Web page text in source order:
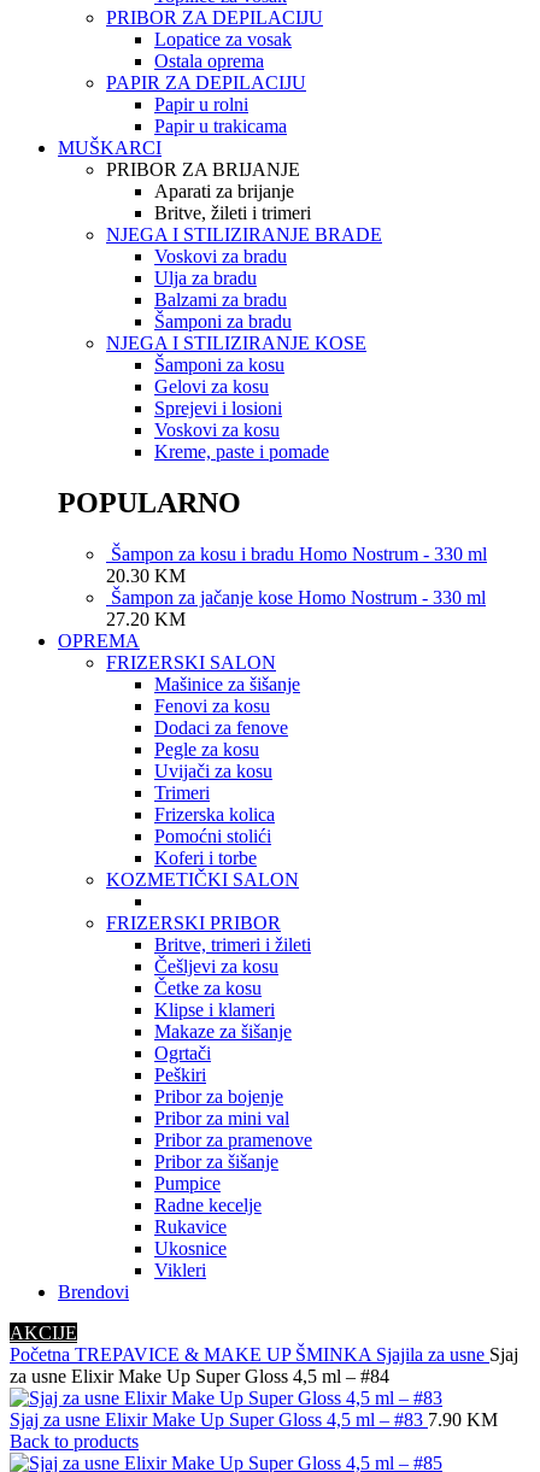
PRIBOR ZA DEPILACIJU
Lopatice za vosak
Ostala oprema
PAPIR ZA DEPILACIJU
Papir u rolni
Papir u trakicama
MUŠKARCI
PRIBOR ZA BRIJANJE
Aparati za brijanje
Britve, žileti i trimeri
NJEGA I STILIZIRANJE BRADE
Voskovi za bradu
Ulja za bradu
Balzami za bradu
Šamponi za bradu
NJEGA I STILIZIRANJE KOSE
Šamponi za kosu
Gelovi za kosu
Sprejevi i losioni
Voskovi za kosu
Kreme, paste i pomade
POPULARNO
Šampon za kosu i bradu Homo Nostrum - 330 ml
20.30 KM
Šampon za jačanje kose Homo Nostrum - 330 ml
27.20 KM
OPREMA
FRIZERSKI SALON
Mašinice za šišanje
Fenovi za kosu
Dodaci za fenove
Pegle za kosu
Uvijači za kosu
Trimeri
Frizerska kolica
Pomoćni stolići
Koferi i torbe
KOZMETIČKI SALON
FRIZERSKI PRIBOR
Britve, trimeri i žileti
Češljevi za kosu
Četke za kosu
Klipse i klameri
Makaze za šišanje
Ogrtači
Peškiri
Pribor za bojenje
Pribor za mini val
Pribor za pramenove
Pribor za šišanje
Pumpice
Radne kecelje
Rukavice
Ukosnice
Vikleri
Brendovi
AKCIJE
Početna TREPAVICE & MAKE UP ŠMINKA Sjajila za usne Sjaj
za usne Elixir Make Up Super Gloss 4,5 ml – #84
Sjaj za usne Elixir Make Up Super Gloss 4,5 ml – #83 7.90 KM
Back to products